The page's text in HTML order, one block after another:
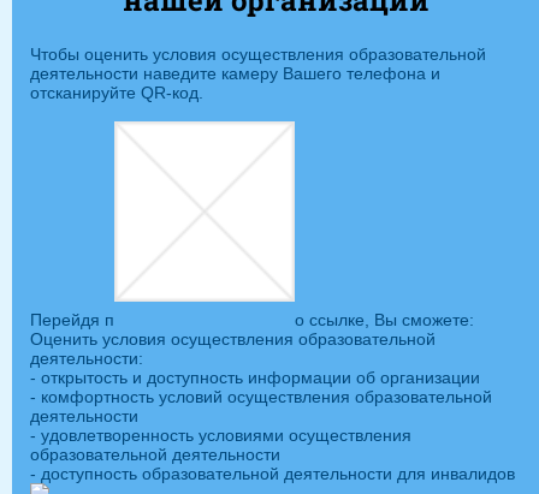
Чтобы оценить условия осуществления образовательной
деятельности наведите камеру Вашего телефона и
отсканируйте QR-код.
Перейдя п
о ссылке, Вы сможете:
Оценить условия осуществления образовательной
деятельности:
- открытость и доступность информации об организации
- комфортность условий осуществления образовательной
деятельности
- удовлетворенность условиями осуществления
образовательной деятельности
- доступность образовательной деятельности для инвалидов